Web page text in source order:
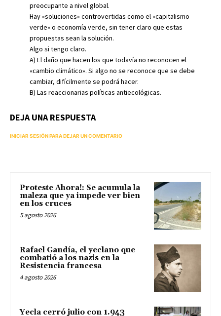
preocupante a nivel global.
Hay «soluciones» controvertidas como el «capitalismo
verde» o economía verde, sin tener claro que estas
propuestas sean la solución.
Algo si tengo claro.
A) El daño que hacen los que todavía no reconocen el
«cambio climático». Si algo no se reconoce que se debe
cambiar, difícilmente se podrá hacer.
B) Las reaccionarias políticas antiecológicas.
DEJA UNA RESPUESTA
INICIAR SESIÓN PARA DEJAR UN COMENTARIO
Proteste Ahora!: Se acumula la
maleza que ya impede ver bien
en los cruces
5 agosto 2026
Rafael Gandía, el yeclano que
combatió a los nazis en la
Resistencia francesa
4 agosto 2026
Yecla cerró julio con 1.943